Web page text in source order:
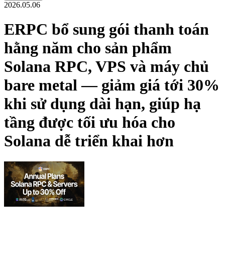
2026.05.06
ERPC bổ sung gói thanh toán
hằng năm cho sản phẩm
Solana RPC, VPS và máy chủ
bare metal — giảm giá tới 30%
khi sử dụng dài hạn, giúp hạ
tầng được tối ưu hóa cho
Solana dễ triển khai hơn